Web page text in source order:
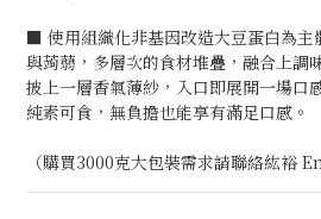
■ 使用組織化非基因改造大豆蛋白為主
與蒟蒻，多層次的食材堆疊，融合上調
披上一層香氣薄紗，入口即展開一場口
純素可食，無負擔也能享有滿足口感。
（購買3000克大包裝需求請聯絡紘裕